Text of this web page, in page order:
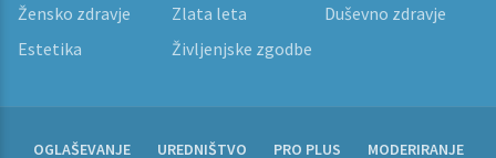
Žensko zdravje
Zlata leta
Duševno zdravje
Estetika
Življenjske zgodbe
OGLAŠEVANJE UREDNIŠTVO PRO PLUS MODERIRANJE